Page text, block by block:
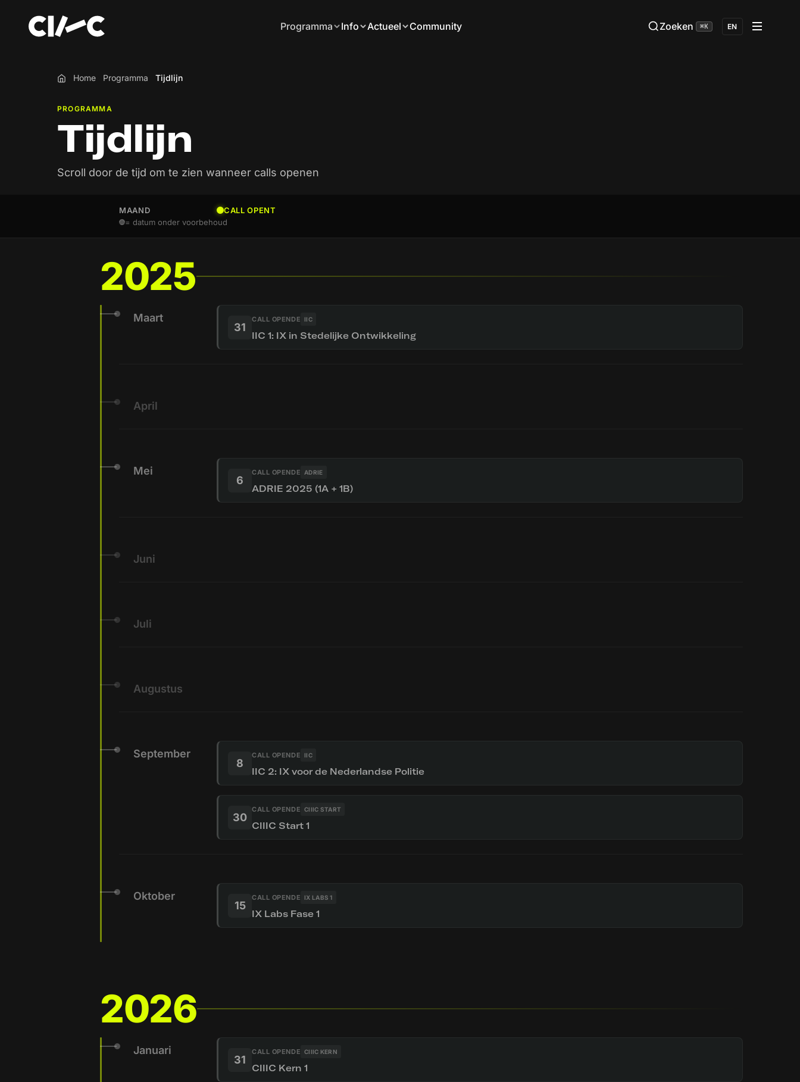
Programma Info Actueel Community Zoeken ⌘K EN
Home
Home Programma Tijdlijn
PROGRAMMA
Tijdlijn
Scroll door de tijd om te zien wanneer calls openen
MAAND
CALL OPENT
= datum onder voorbehoud
2025
Maart
31
CALL OPENDE IIC
IIC 1: IX in Stedelijke Ontwikkeling
April
Mei
6
CALL OPENDE ADRIE
ADRIE 2025 (1A + 1B)
Juni
Juli
Augustus
September
8
CALL OPENDE IIC
IIC 2: IX voor de Nederlandse Politie
30
CALL OPENDE CIIIC START
CIIIC Start 1
Oktober
15
CALL OPENDE IX LABS 1
IX Labs Fase 1
2026
Januari
31
CALL OPENDE CIIIC KERN
CIIIC Kern 1